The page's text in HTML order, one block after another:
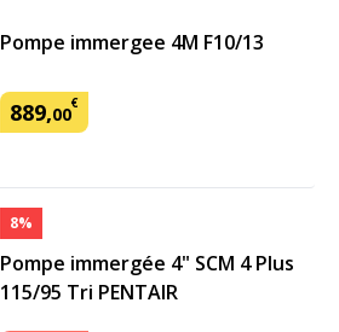
Pompe immergee 4M F10/13
889,00€
8%
Pompe immergée 4" SCM 4 Plus
115/95 Tri PENTAIR